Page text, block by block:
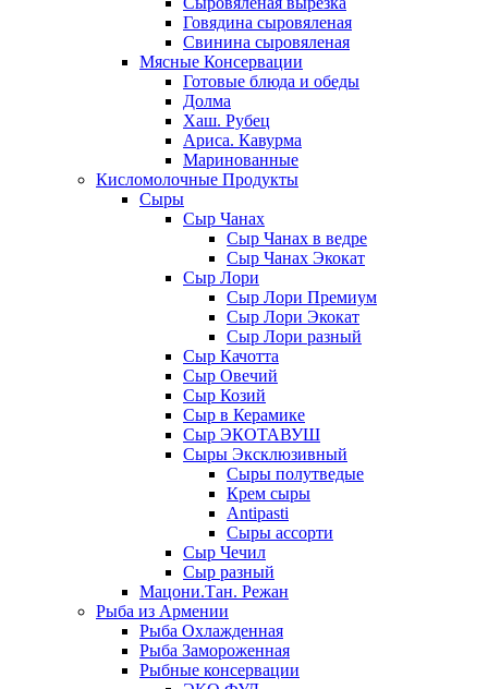
Говядина сыровяленая
Свинина сыровяленая
Мясные Консервации
Готовые блюда и обеды
Долма
Хаш. Рубец
Ариса. Кавурма
Маринованные
Кисломолочные Продукты
Сыры
Сыр Чанах
Сыр Чанах в ведре
Сыр Чанах Экокат
Сыр Лори
Сыр Лори Премиум
Сыр Лори Экокат
Сыр Лори разный
Сыр Качотта
Сыр Овечий
Сыр Козий
Сыр в Керамике
Сыр ЭКОТАВУШ
Сыры Эксклюзивный
Сыры полутведые
Крем сыры
Antipasti
Сыры ассорти
Сыр Чечил
Сыр разный
Мацони.Тан. Режан
Рыба из Армении
Рыба Охлажденная
Рыба Замороженная
Рыбные консервации